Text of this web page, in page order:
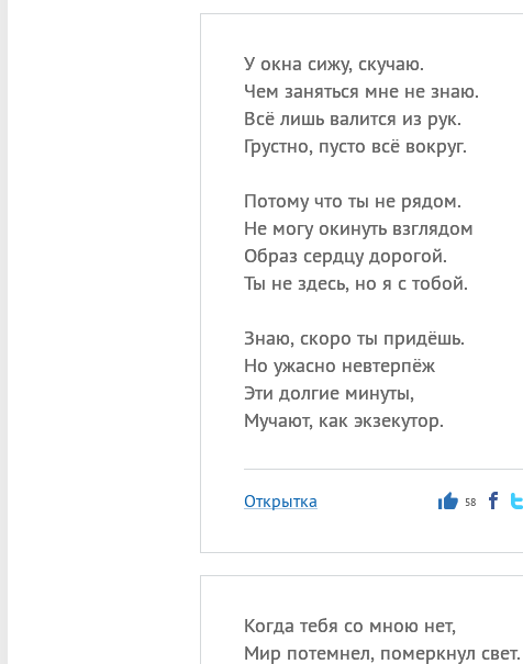
У окна сижу, скучаю.
Чем заняться мне не знаю.
Всё лишь валится из рук.
Грустно, пусто всё вокруг.
Потому что ты не рядом.
Не могу окинуть взглядом
Образ сердцу дорогой.
Ты не здесь, но я с тобой.
Знаю, скоро ты придёшь.
Но ужасно невтерпёж
Эти долгие минуты,
Мучают, как экзекутор.
Открытка 58
Когда тебя со мною нет,
Мир потемнел, померкнул свет.